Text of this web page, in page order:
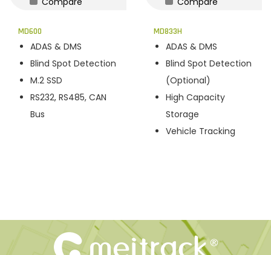
MD600
ADAS & DMS
Blind Spot Detection
M.2 SSD
RS232, RS485, CAN
Bus
MD833H
ADAS & DMS
Blind Spot Detection
(Optional)
High Capacity
Storage
Vehicle Tracking